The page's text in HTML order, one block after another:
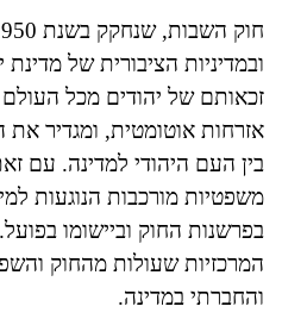
ובמדיניות הציבורית של
זכאותם של יהודים מכל
אזרחות אוטומטית, ומגדיר את
בין העם היהודי למדינה. עם
משפטיות מורכבות הנוגעות
בפרשנות החוק וביישומו
המרכזיות שעולות מהחוק
והחברתי במדינה.